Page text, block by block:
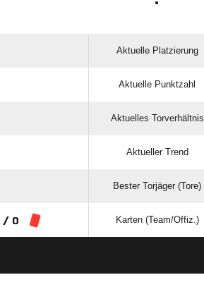
Aktuelle Platzierung
Aktuelle Punktzahl
Aktuelles Torverhältnis
Aktueller Trend
Bester Torjäger (Tore)
/ 0 Karten (Team/Offiz.)